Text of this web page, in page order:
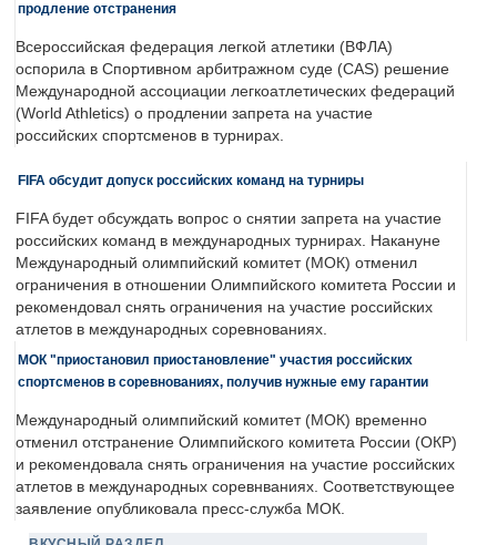
продление отстранения
Всероссийская федерация легкой атлетики (ВФЛА)
оспорила в Спортивном арбитражном суде (CAS) решение
Международной ассоциации легкоатлетических федераций
(World Athletics) о продлении запрета на участие
российских спортсменов в турнирах.
FIFA обсудит допуск российских команд на турниры
FIFA будет обсуждать вопрос о снятии запрета на участие
российских команд в международных турнирах. Накануне
Международный олимпийский комитет (МОК) отменил
ограничения в отношении Олимпийского комитета России и
рекомендовал снять ограничения на участие российских
атлетов в международных соревнованиях.
МОК "приостановил приостановление" участия российских
спортсменов в соревнованиях, получив нужные ему гарантии
Международный олимпийский комитет (МОК) временно
отменил отстранение Олимпийского комитета России (ОКР)
и рекомендовала снять ограничения на участие российских
атлетов в международных соревнваниях. Соответствующее
заявление опубликовала пресс-служба МОК.